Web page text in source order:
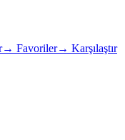
→ Favoriler→ Karşılaştır